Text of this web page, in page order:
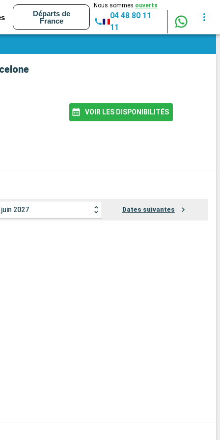
Départs de
France
Nous sommes ouverts
04 48 80 11
11
VOIR LES DISPONIBILITÉS
juin 2027 Dates suivantes